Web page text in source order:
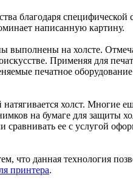
благодаря специфической
написанную картину.
на холсте.
Применяя для
печатное
холст. Многие
на бумаге для защиты
сравнивать ее с услугой
что данная технология
принтера.